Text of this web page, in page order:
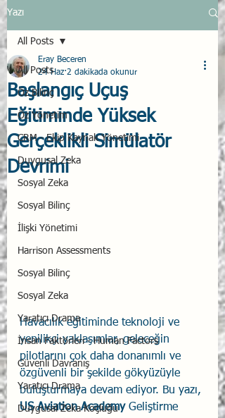
Yazı
All Posts
Öz Bilinç
Öz Yönetim
CRM - Ekip Kaynak Yönetimi
Duygusal Zeka
Sosyal Zeka
Sosyal Bilinç
İlişki Yönetimi
Harrison Assessments
Sosyal Bilinç
Sosyal Zeka
Yaratıcı Drama
İnsan Faktörleri - Human Factors
Güvenli Davranış
Yaratıcı Drama
Duygusal Zeka Koçluğu
All Posts
Başlangıç Uçuş
Eğitiminde Yüksek
Gerçeklikli Simülatör
Devrimi
Eray Beceren
24 Haz 2 dakikada okunur
Havacılık eğitiminde teknoloji ve
yenilikçi yaklaşımlar, geleceğin
pilotlarını çok daha donanımlı ve
özgüvenli bir şekilde gökyüzüyle
buluşturmaya devam ediyor. Bu yazı,
US Aviation Academy Geliştirme